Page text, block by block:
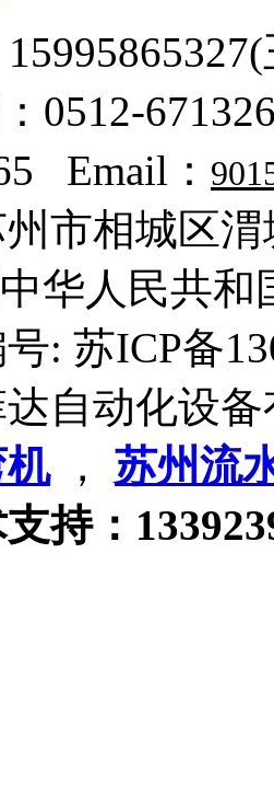
0512-
Email：
市相城区
华人民共和
: 苏ICP备
自动化设
， 苏州流
持：